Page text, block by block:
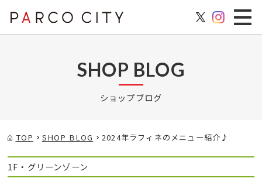
SHOP BLOG
ショップブログ
TOP SHOP BLOG 2024年ラフィネのメニュー紹介♪
1F・グリーンゾーン